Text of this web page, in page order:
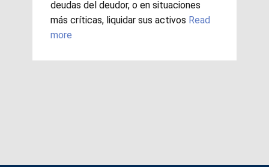
deudas del deudor, o en situaciones
más críticas, liquidar sus activos Read
more